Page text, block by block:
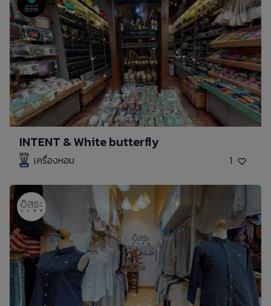
INTENT & White butterfly
เครื่องหอม 1